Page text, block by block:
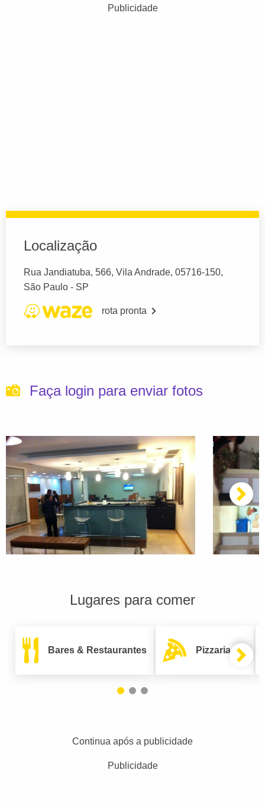
Publicidade
Localização
Rua Jandiatuba, 566, Vila Andrade, 05716-150,
São Paulo - SP
rota pronta
Faça login para enviar fotos
Lugares para comer
Bares & Restaurantes Pizzarias
Continua após a publicidade
Publicidade